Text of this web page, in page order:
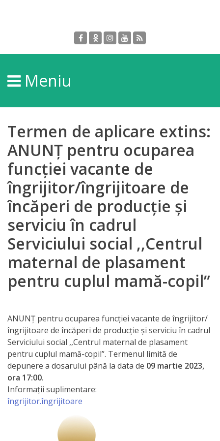
DGPDC
Informații
despre
Subdiviziuni/Servicii
Structura
Strategia
Orarul
audienței
Managementul
instituției
de
activitate
Parteneriate
Proiecte
Rapoarte
Meniu
Termen de aplicare extins:
ANUNȚ pentru ocuparea
funcției vacante de
îngrijitor/îngrijitoare de
încăperi de producție și
serviciu în cadrul
Serviciului social ,,Centrul
maternal de plasament
pentru cuplul mamă-copil”
ANUNȚ pentru ocuparea funcției vacante de îngrijitor/
îngrijitoare de încăperi de producție și serviciu în cadrul
Serviciului social ,,Centrul maternal de plasament
pentru cuplul mamă-copil”. Termenul limită de
depunere a dosarului până la data de 09 martie 2023,
ora 17:00.
Informații suplimentare:
îngrijitor.îngrijitoare